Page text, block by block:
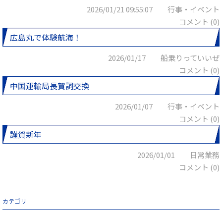
2026/01/21 09:55:07 行事・イベント
コメント (0)
広島丸で体験航海！
2026/01/17 船乗りっていいぜ
コメント (0)
中国運輸局長賀詞交換
2026/01/07 行事・イベント
コメント (0)
謹賀新年
2026/01/01 日常業務
コメント (0)
カテゴリ